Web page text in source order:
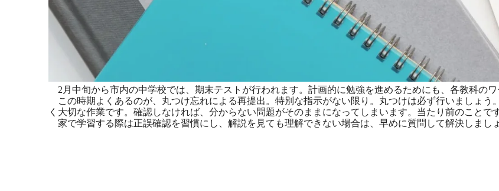
2月中旬から市内の中学校では、期末テストが行われます。計画的に勉強を進めるためにも、各教科の
この時期よくあるのが、丸つけ忘れによる再提出。特別な指示がない限り。丸つけは必ず行いましょう
く大切な作業です。確認しなければ、分からない問題がそのままになってしまいます。当たり前のことで
家で学習する際は正誤確認を習慣にし、解説を見ても理解できない場合は、早めに質問して解決しましょ